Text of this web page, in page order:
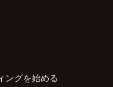
ングを始める